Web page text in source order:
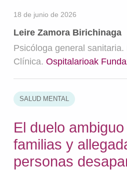
18 de junio de 2026
Leire Zamora Birichinaga
Psicóloga general
Clínica. Ospitalarioak
SALUD MENTAL
El duelo
familias y
personas